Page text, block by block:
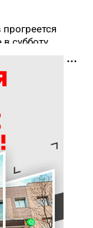
в субботу
ВЭФ-2026
70 сессий
ВС РФ
СВО
Якутии